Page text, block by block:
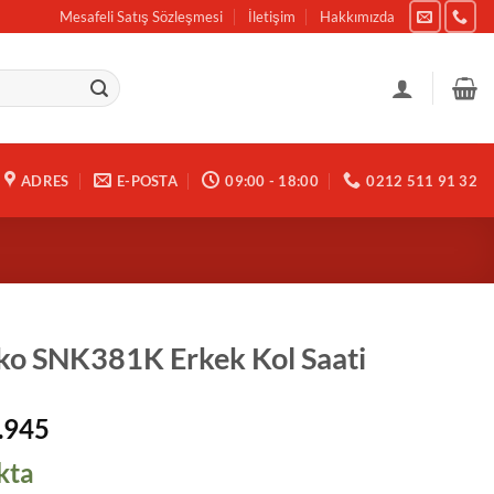
Mesafeli Satış Sözleşmesi İletişim Hakkımızda
ADRES E-POSTA 09:00 - 18:00 0212 511 91 32
SNK381K Erkek Kol Saati